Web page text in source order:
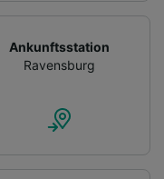
Ankunftsstation
Ravensburg